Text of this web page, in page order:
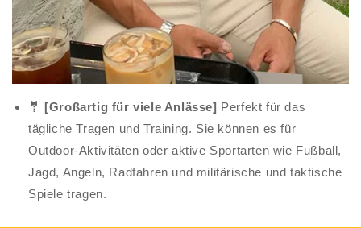
🤵‍ [Großartig für viele Anlässe] Perfekt für das
tägliche Tragen und Training. Sie können es für
Outdoor-Aktivitäten oder aktive Sportarten wie Fußball,
Jagd, Angeln, Radfahren und militärische und taktische
Spiele tragen.